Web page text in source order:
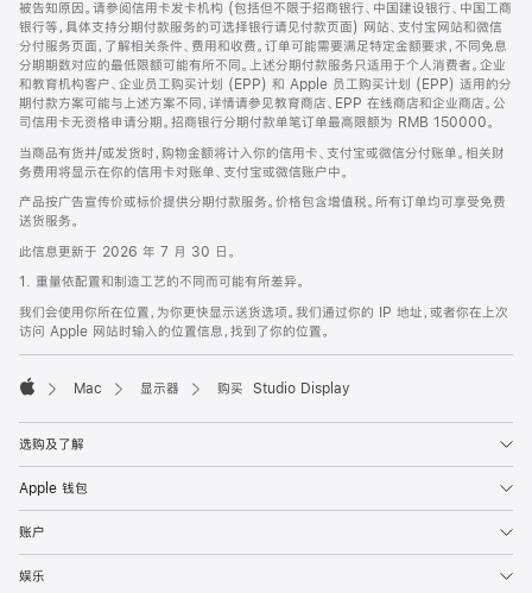
被告知原因。请参阅信用卡发卡机构 (包括但不限于招商银行、中国建设银行、中国工商
银行等，具体支持分期付款服务的可选择银行请见付款页面) 网站、支付宝网站和微信
分付服务页面，了解相关条件、费用和收费。订单可能需要满足特定金额要求，不同免息
分期期数对应的最低限额可能有所不同。上述分期付款服务只适用于个人消费者。企业
和教育机构客户、企业员工购买计划 (EPP) 和 Apple 员工购买计划 (EPP) 适用的分
期付款方案可能与上述方案不同，详情请参见教育商店、EPP 在线商店和企业商店。公
司信用卡无资格申请分期。招商银行分期付款单笔订单最高限额为 RMB 150000。
当商品有货并/或发货时，购物金额将计入你的信用卡、支付宝或微信分付账单。相关财
务费用将显示在你的信用卡对账单、支付宝或微信账户中。
产品按广告宣传价或标价提供分期付款服务。价格包含增值税。所有订单均可享受免费
送货服务。
此信息更新于 2026 年 7 月 30 日。
1. 重量依配置和制造工艺的不同而可能有所差异。
我们会使用你所在位置，为你更快显示送货选项。我们通过你的 IP 地址，或者你在上次
访问 Apple 网站时输入的位置信息，找到了你的位置。
Mac 显示器 购买 Studio Display
选购及了解
Apple 钱包
账户
娱乐